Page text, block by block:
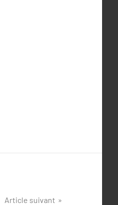
Article suivant